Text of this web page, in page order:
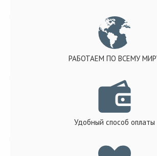
РАБОТАЕМ ПО ВСЕМУ
Удобный способ оплаты